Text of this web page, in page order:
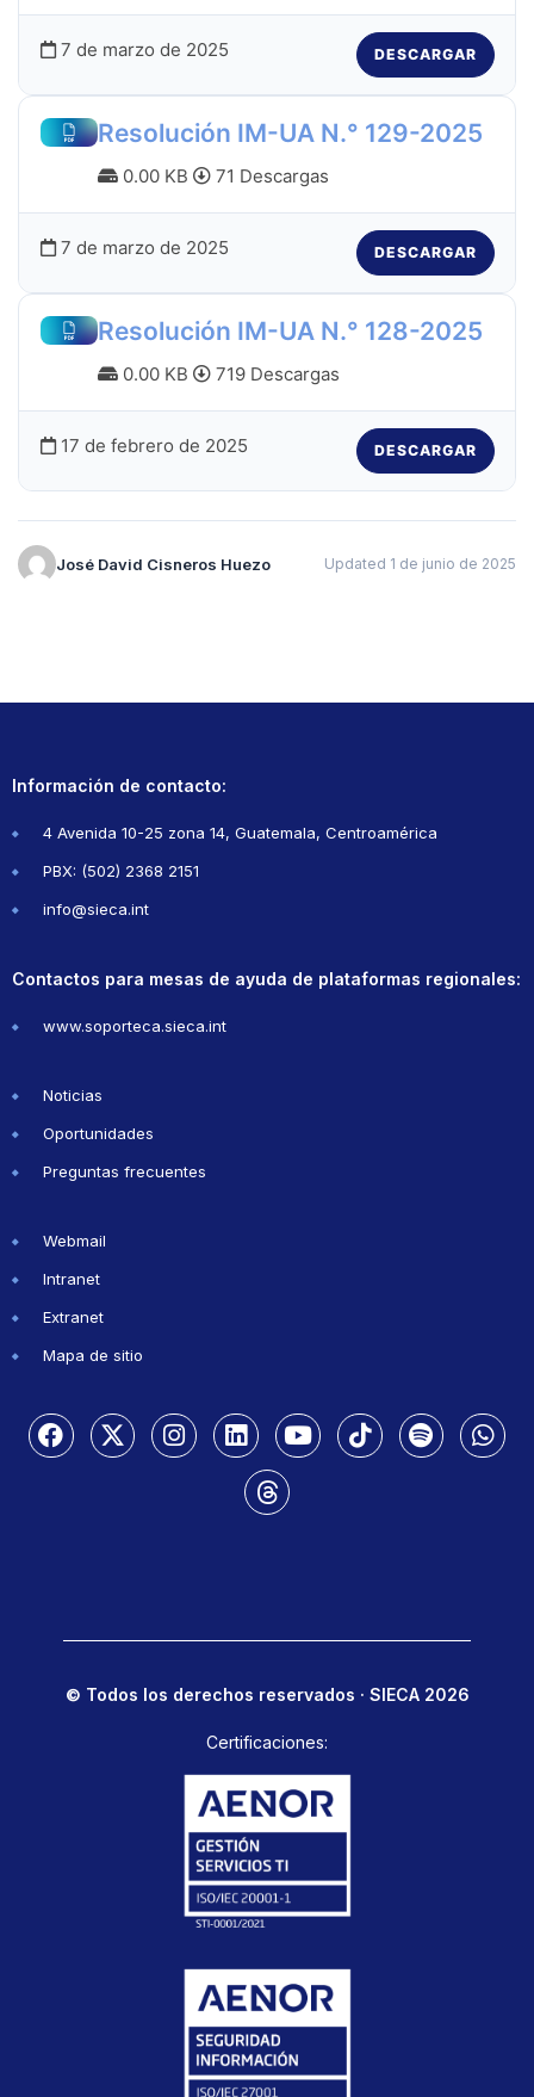
7 de marzo de 2025 DESCARGAR
Resolución IM-UA N.° 129-2025
0.00 KB 71 Descargas
7 de marzo de 2025 DESCARGAR
Resolución IM-UA N.° 128-2025
0.00 KB 719 Descargas
17 de febrero de 2025 DESCARGAR
José David Cisneros Huezo Updated 1 de junio de 2025
Información de contacto:
4 Avenida 10-25 zona 14, Guatemala, Centroamérica
PBX: (502) 2368 2151
info@sieca.int
Contactos para mesas de ayuda de plataformas regionales:
www.soporteca.sieca.int
Noticias
Oportunidades
Preguntas frecuentes
Webmail
Intranet
Extranet
Mapa de sitio
© Todos los derechos reservados · SIECA 2026
Certificaciones: